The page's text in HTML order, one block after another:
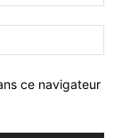
ce navigateur